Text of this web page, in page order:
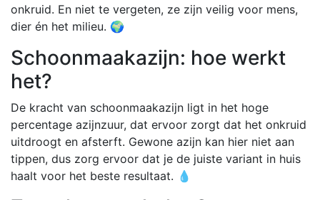
onkruid. En niet te vergeten, ze zijn veilig voor mens,
dier én het milieu. 🌍
Schoonmaakazijn: hoe werkt
het?
De kracht van schoonmaakazijn ligt in het hoge
percentage azijnzuur, dat ervoor zorgt dat het onkruid
uitdroogt en afsterft. Gewone azijn kan hier niet aan
tippen, dus zorg ervoor dat je de juiste variant in huis
haalt voor het beste resultaat. 💧